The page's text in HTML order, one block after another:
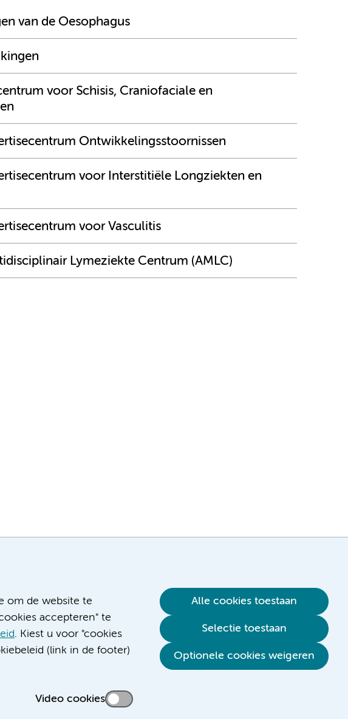
om de website te
accepteren" te
. Kiest u voor "cookies
(link in de footer)
Video cookies
Alle cookies toestaan
Selectie toestaan
Optionele cookies weigeren
van de Oesophagus
voor Schisis, Craniofaciale en
Ontwikkelingsstoornissen
voor Interstitiële Longziekten en
voor Vasculitis
Lymeziekte Centrum (AMLC)
Verwijzen & diagnostiek